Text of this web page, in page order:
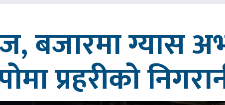
बजारमा ग्यास
प्रहरीको